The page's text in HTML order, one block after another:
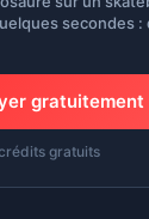
secondes
gratuitement
gratuits